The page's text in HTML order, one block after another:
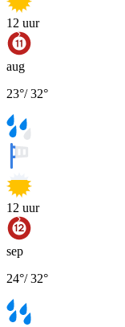
12 uur
aug
23°/32°
12 uur
sep
24°/32°